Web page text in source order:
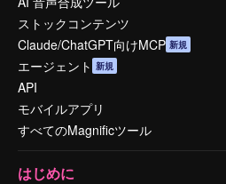
ストックコンテンツ
Claude/ChatGPT向けMCP 新規
エージェント 新規
API
モバイルアプリ
すべてのMagnificツール
はじめに